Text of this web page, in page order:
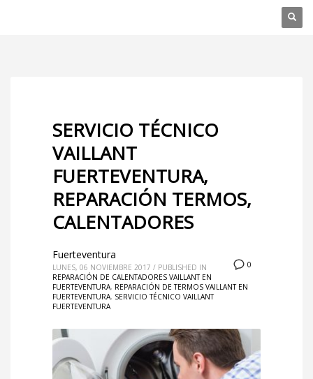
SERVICIO TÉCNICO
VAILLANT
FUERTEVENTURA,
REPARACIÓN TERMOS,
CALENTADORES
0
Fuerteventura
LUNES, 06 NOVIEMBRE 2017 / PUBLISHED IN
REPARACIÓN DE CALENTADORES VAILLANT EN
FUERTEVENTURA, REPARACIÓN DE TERMOS VAILLANT EN
FUERTEVENTURA, SERVICIO TÉCNICO VAILLANT
FUERTEVENTURA